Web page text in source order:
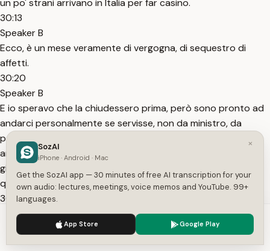
un po' strani arrivano in Italia per far casino.
30:13
Speaker B
Ecco, è un mese veramente di vergogna, di sequestro di
affetti.
30:20
Speaker B
E io speravo che la chiudessero prima, però sono pronto ad
andarci personalmente se servisse, non da ministro, da
padre di famiglia, da cittadino italiano, sono pronto ad
andare personalmente in Abruzzo, se non lo facessero i
giudici, a restituire l'affetto di mamma e papà e la libertà a
questi tre bambini.
30:42
Speaker B
Io veramente non ci dormo, è una roba che che non è
comprensibile.
We use cookies to enhance your experience.
×
SozAI
iPhone · Android · Mac
Get the SozAI app — 30 minutes of free AI transcription for your
own audio: lectures, meetings, voice memos and YouTube. 99+
languages.
App Store Google Play